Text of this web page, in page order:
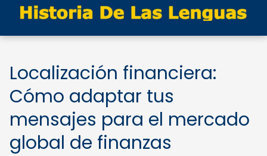
Localización financiera:
Cómo adaptar tus
mensajes para el mercado
global de finanzas